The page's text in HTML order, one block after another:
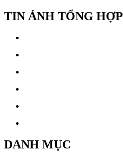
TIN ẢNH TỔNG HỢP
DANH MỤC